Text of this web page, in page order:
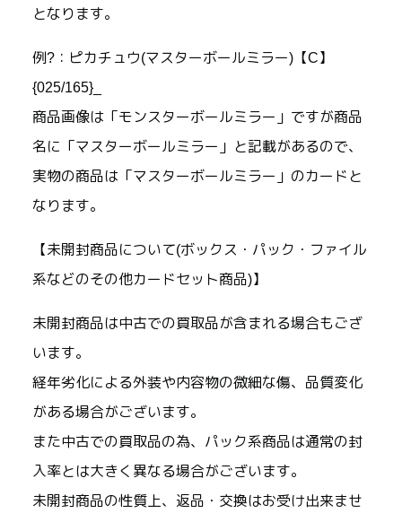
となります。
例?：ピカチュウ(マスターボールミラー)【C】
{025/165}_
商品画像は「モンスターボールミラー」ですが商品
名に「マスターボールミラー」と記載があるので、
実物の商品は「マスターボールミラー」のカードと
なります。
【未開封商品について(ボックス・パック・ファイル
系などのその他カードセット商品)】
未開封商品は中古での買取品が含まれる場合もござ
います。
経年劣化による外装や内容物の微細な傷、品質変化
がある場合がございます。
また中古での買取品の為、パック系商品は通常の封
入率とは大きく異なる場合がございます。
未開封商品の性質上、返品・交換はお受け出来ませ